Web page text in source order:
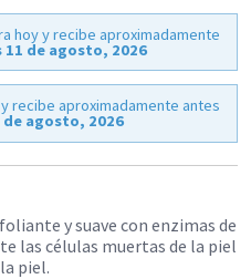
hoy y recibe aproximadamente
11 de agosto, 2026
recibe aproximadamente antes
de agosto, 2026
y suave con enzimas de
las células muertas de la piel
piel.